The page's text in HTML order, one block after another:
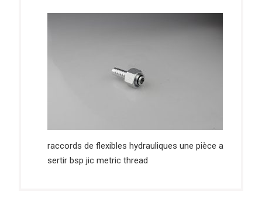
raccords de flexibles hydrauliques une pièce a
sertir bsp jic metric thread